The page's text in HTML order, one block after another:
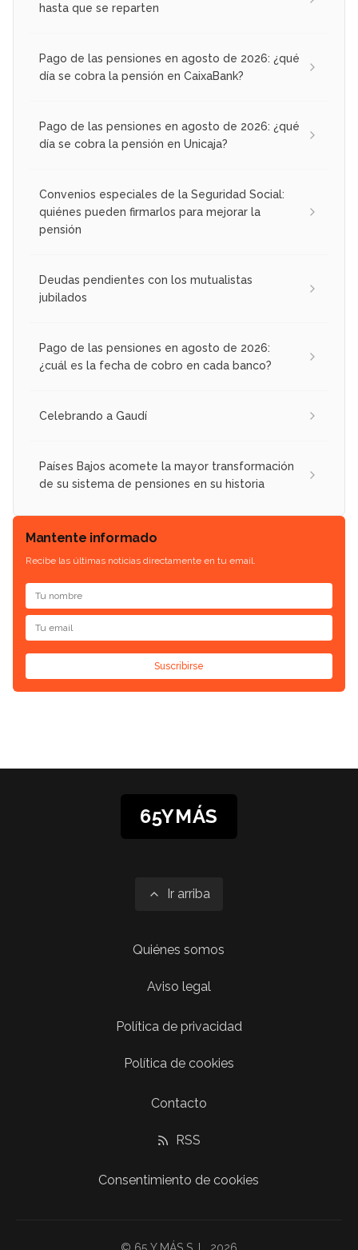
hasta que se reparten
Pago de las pensiones en agosto de 2026: ¿qué
día se cobra la pensión en CaixaBank?
Pago de las pensiones en agosto de 2026: ¿qué
día se cobra la pensión en Unicaja?
Convenios especiales de la Seguridad Social:
quiénes pueden firmarlos para mejorar la
pensión
Deudas pendientes con los mutualistas
jubilados
Pago de las pensiones en agosto de 2026:
¿cuál es la fecha de cobro en cada banco?
Celebrando a Gaudí
Países Bajos acomete la mayor transformación
de su sistema de pensiones en su historia
Mantente informado
Recibe las últimas noticias directamente en tu email.
Suscribirse
65YMÁS
Ir arriba
Quiénes somos
Aviso legal
Política de privacidad
Política de cookies
Contacto
RSS
Consentimiento de cookies
© 65 Y MÁS S. L. 2026